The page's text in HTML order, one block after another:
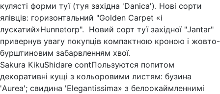
кулясті форми туї (туя західна 'Danica'). Нові сорти
ялівців: горизонтальний "Golden Carpet «і
лускатий»Hunnetorp". Новий сорт туї західної "Jantar"
привернув увагу покупців компактною кроною і жовто-
бурштиновим забарвленням хвої.
Sakura KikuShidare contПользуются попитом
декоративні кущі з кольоровими листям: бузина
'Aurea'; свидина 'Elegantissimа» з белоокаймленнимі